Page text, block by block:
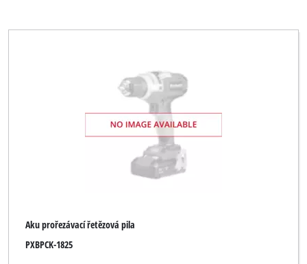
Aku prořezávací řetězová pila
PXBPCK-1825